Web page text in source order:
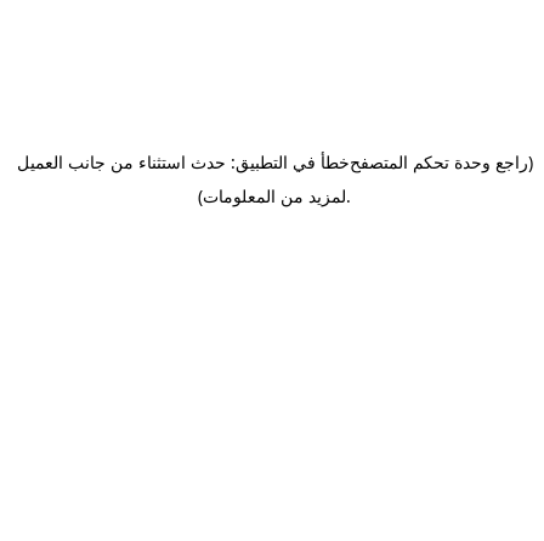
خطأ في التطبيق: حدث استثناء من جانب العميل(راجع وحدة تحكم المتصفح
لمزيد من المعلومات).